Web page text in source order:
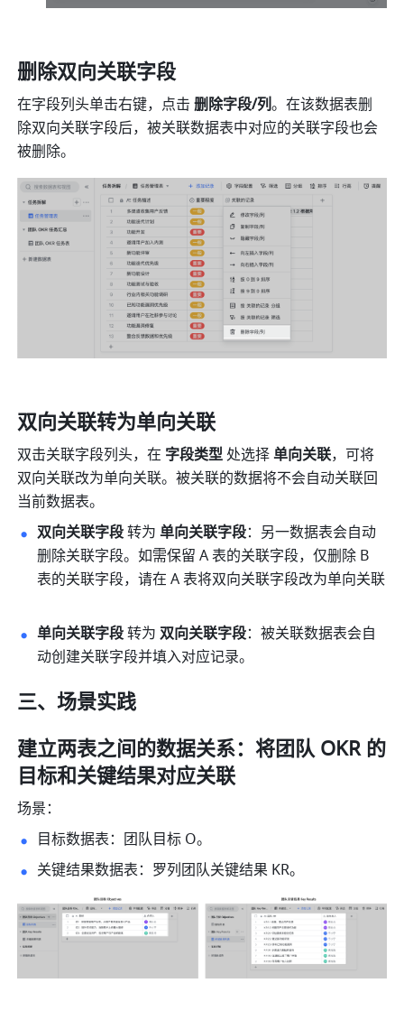
删除双向关联字段
在字段列头单击右键，点击 删除字段/列。在该数据表删
除双向关联字段后，被关联数据表中对应的关联字段也会
被删除。
双向关联转为单向关联
双击关联字段列头，在 字段类型 处选择 单向关联，可将
双向关联改为单向关联。被关联的数据将不会自动关联回
当前数据表。
双向关联字段 转为 单向关联字段：另一数据表会自动
删除关联字段。如需保留 A 表的关联字段，仅删除 B
单向关联字段 转为 双向关联字段：被关联数据表会自
动创建关联字段并填入对应记录。
三、场景实践
建立两表之间的数据关系：将团队 OKR 的
目标和关键结果对应关联
场景：
目标数据表：团队目标 O。
关键结果数据表：罗列团队关键结果 KR。